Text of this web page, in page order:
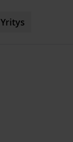
Yritys